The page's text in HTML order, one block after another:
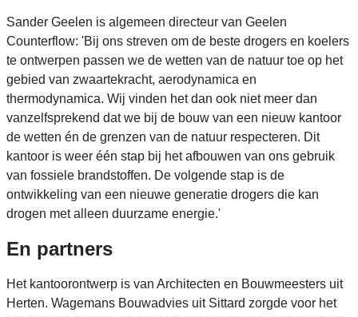
Sander Geelen is algemeen directeur van Geelen
Counterflow: 'Bij ons streven om de beste drogers en koelers
te ontwerpen passen we de wetten van de natuur toe op het
gebied van zwaartekracht, aerodynamica en
thermodynamica. Wij vinden het dan ook niet meer dan
vanzelfsprekend dat we bij de bouw van een nieuw kantoor
de wetten én de grenzen van de natuur respecteren. Dit
kantoor is weer één stap bij het afbouwen van ons gebruik
van fossiele brandstoffen. De volgende stap is de
ontwikkeling van een nieuwe generatie drogers die kan
drogen met alleen duurzame energie.'
En partners
Het kantoorontwerp is van Architecten en Bouwmeesters uit
Herten. Wagemans Bouwadvies uit Sittard zorgde voor het